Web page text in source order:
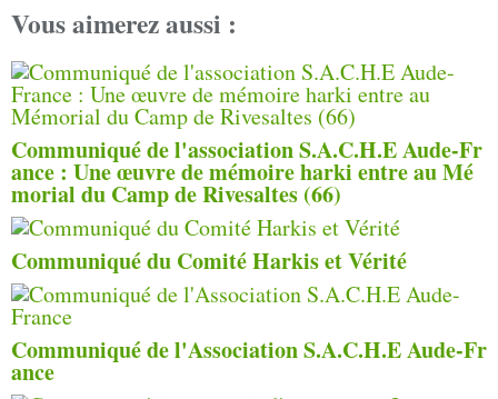
Vous aimerez aussi :
Communiqué de l'association S.A.C.H.E Aude-Fr
ance : Une œuvre de mémoire harki entre au Mé
morial du Camp de Rivesaltes (66)
Communiqué du Comité Harkis et Vérité
Communiqué de l'Association S.A.C.H.E Aude-Fr
ance